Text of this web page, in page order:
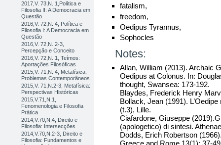
2017,V. 73,N. 1,Política e
Filosofia II: A Democracia em
Questão
2016,V. 72,N. 4, Política e
Filosofia I: A Democracia em
Questão
2016,V. 72,N. 2-3,
Percepção e Conceito
2016,V. 72,N. 1, Teímos:
Aportações Filosóficas
2015,V. 71,N. 4, Metafísica:
Problemas Contemporâneos
2015,V. 71,N.2-3, Metafísica:
Perspectivas Históricas
2015,V.71,N.1,
Fenomenologia e Filosofia
Prática
2014,V.70,N.4, Direito e
Filosofia: Intersecções
2014,V.70,N.2-3, Direito e
Filosofia: Fundamentos e
fatalism,
freedom,
Oedipus Tyrannus,
Sophocles
Notes:
Allan, William (2013). Archaic
Oedipus at Colonus. In:
thought, Swansea: 173-192.
Blaydes, Frederick Henry
Bollack, Jean (1991).
(t.3), Lille.
Ciafardone, Giuseppe
(apologetico) di sintesi.
Dodds, Erich Robertson
Greece and Rome 13(1): 37-